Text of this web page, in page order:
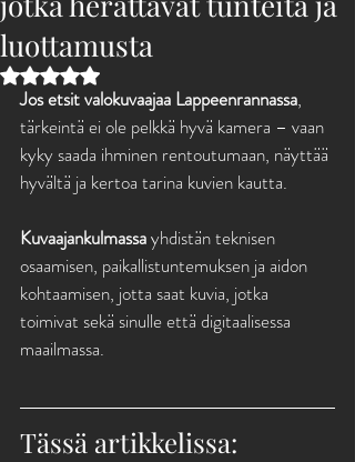
luottamusta
Arvostelun tähtimäärä: epäluku/5
Jos etsit valokuvaajaa Lappeenrannassa,
tärkeintä ei ole pelkkä hyvä kamera – vaan
kyky saada ihminen rentoutumaan, näyttää
hyvältä ja kertoa tarina kuvien kautta.
Kuvaajankulmassa yhdistän teknisen
osaamisen, paikallistuntemuksen ja aidon
kohtaamisen, jotta saat kuvia, jotka
toimivat sekä sinulle että digitaalisessa
maailmassa.
Tässä artikkelissa: